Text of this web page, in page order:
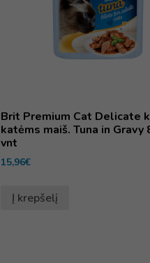
Brit Premium Cat Delicate
katėms maiš. Tuna in Gravy
vnt
15,96€
Į krepšelį